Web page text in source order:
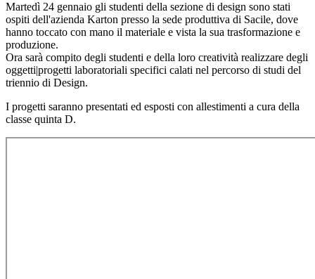
Martedì 24 gennaio gli studenti della sezione di design sono stati
ospiti dell'azienda Karton presso la sede produttiva di Sacile, dove
hanno toccato con mano il materiale e vista la sua trasformazione e
produzione.
Ora sarà compito degli studenti e della loro creatività realizzare degli
oggetti|progetti laboratoriali specifici calati nel percorso di studi del
triennio di Design.
I progetti saranno presentati ed esposti con allestimenti a cura della
classe quinta D.